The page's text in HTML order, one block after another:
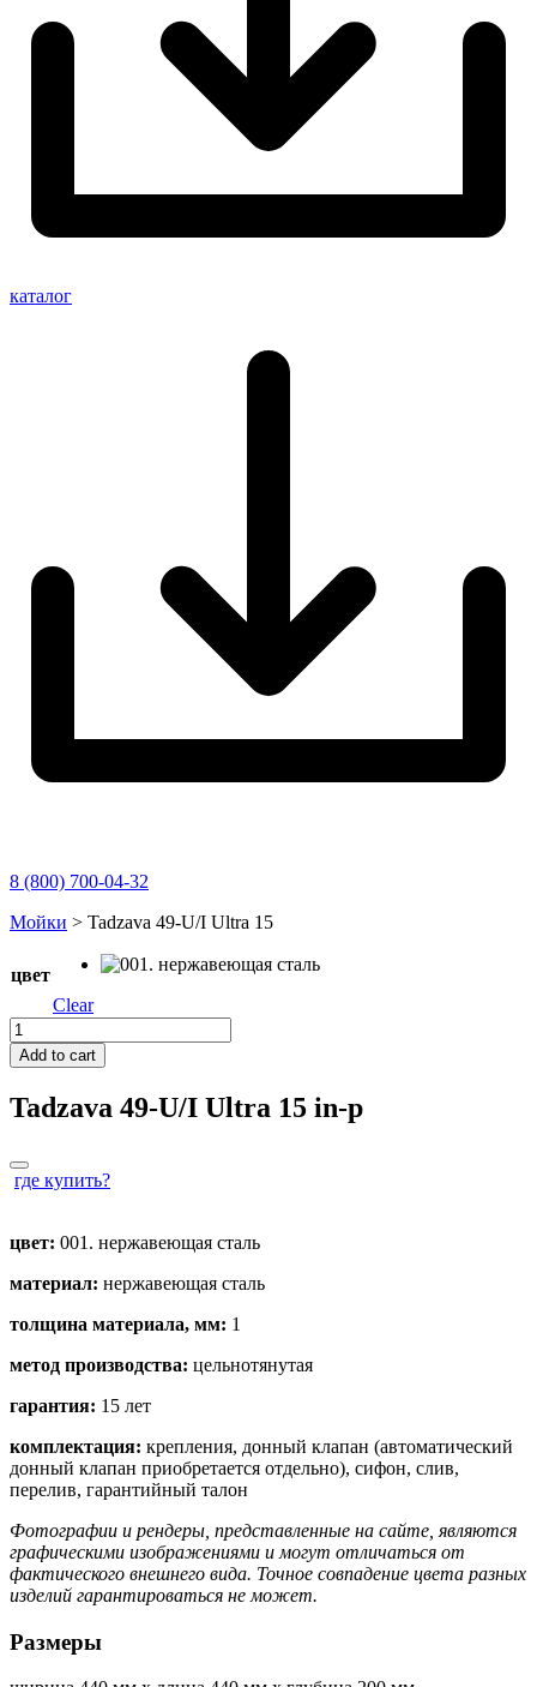
каталог
8 (800) 700-04-32
Перейти
содержимому
Мойки > Tadzava 49-U/I Ultra 15
цвет
Clear
Tadzava
49-
U/I
15
Add to cart
Tadzava 49-U/I Ultra 15 in-p
где купить?
цвет: 001. нержавеющая сталь
материал: нержавеющая сталь
толщина материала, мм: 1
метод производства: цельнотянутая
гарантия: 15 лет
комплектация: крепления, донный клапан (автоматический
донный клапан приобретается отдельно), сифон, слив,
перелив, гарантийный талон
Фотографии и рендеры, представленные на сайте, являются
графическими изображениями и могут отличаться от
фактического внешнего вида. Точное совпадение цвета разных
изделий гарантироваться не может.
Размеры